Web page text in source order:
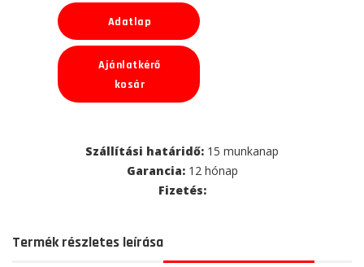
Adatlap
Ajánlatkérő
kosár
Szállítási határidő: 15 munkanap
Garancia:12 hónap
Fizetés:
Termék részletes leírása